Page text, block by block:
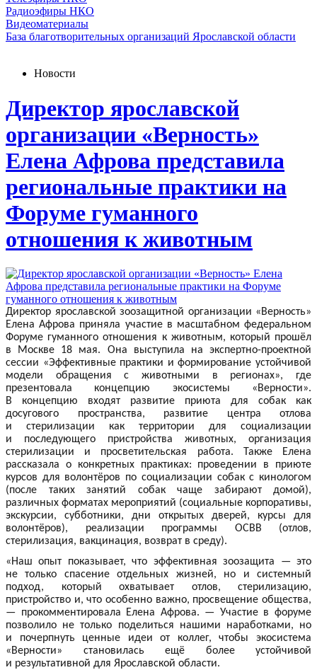
Радиоэфиры НКО
Видеоматериалы
База благотворительных организаций Ярославской области
Новости
Директор ярославской
организации «Верность»
Елена Афрова представила
региональные практики на
Форуме гуманного
отношения к животным
Директор ярославской зоозащитной организации «Верность»
Елена Афрова приняла участие в масштабном федеральном
Форуме гуманного отношения к животным, который прошёл
в Москве 18 мая. Она выступила на экспертно-проектной
сессии «Эффективные практики и формирование устойчивой
модели обращения с животными в регионах», где
презентовала концепцию экосистемы «Верности».
В концепцию входят развитие приюта для собак как
досугового пространства, развитие центра отлова
и стерилизации как территории для социализации
и последующего пристройства животных, организация
стерилизации и просветительская работа. Также Елена
рассказала о конкретных практиках: проведении в приюте
курсов для волонтёров по социализации собак с кинологом
(после таких занятий собак чаще забирают домой),
различных форматах мероприятий (социальные корпоративы,
экскурсии, субботники, дни открытых дверей, курсы для
волонтёров), реализации программы ОСВВ (отлов,
стерилизация, вакцинация, возврат в среду).
«Наш опыт показывает, что эффективная зоозащита — это
не только спасение отдельных жизней, но и системный
подход, который охватывает отлов, стерилизацию,
пристройство и, что особенно важно, просвещение общества,
— прокомментировала Елена Афрова. — Участие в форуме
позволило не только поделиться нашими наработками, но
и почерпнуть ценные идеи от коллег, чтобы экосистема
«Верности» становилась ещё более устойчивой
и результативной для Ярославской области.